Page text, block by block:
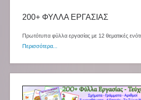
200+ ΦΥΛΛΑ ΕΡΓΑΣΙΑΣ
Πρωτότυπα φύλλα εργασίας με 12 θεματικές
Περισσότερα...